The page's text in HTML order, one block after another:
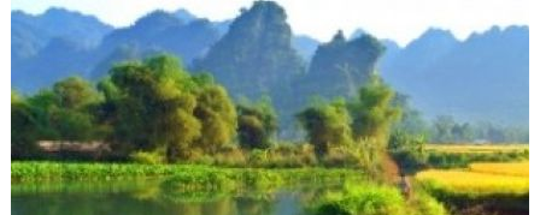
Góc chia sẻ
Liên hệ
Tìm kiếm